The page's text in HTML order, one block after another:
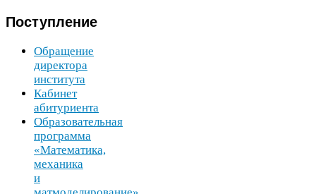
Поступление
Обращение
директора
института
Кабинет
абитуриента
Образовательная
программа
«Математика,
механика
и